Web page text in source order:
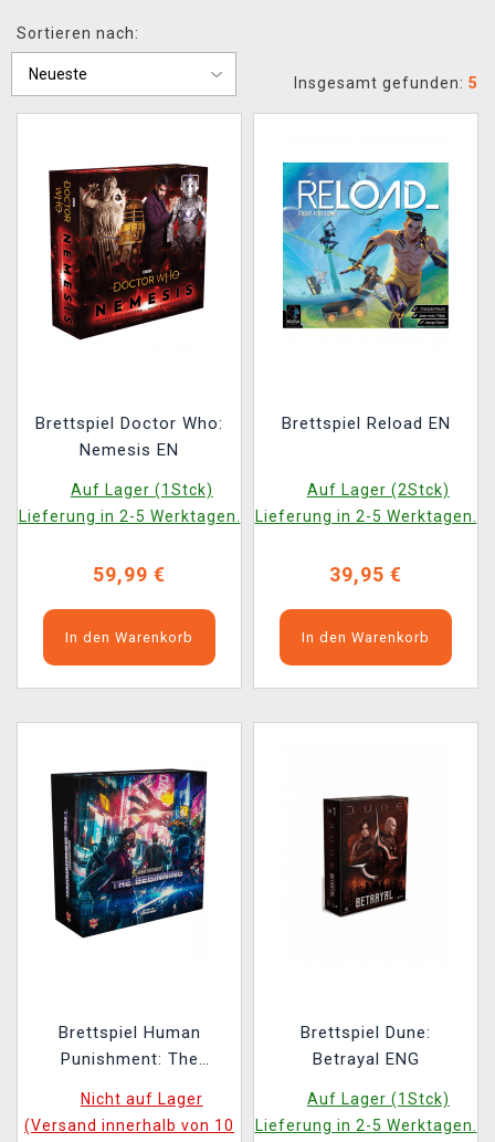
XZONE CLUB
Sortieren nach:
Insgesamt gefunden: 5
Brettspiel Doctor Who:
Nemesis EN
Auf Lager (1Stck)
Lieferung in 2-5 Werktagen.
59,99 €
In den Warenkorb
Brettspiel Reload EN
Auf Lager (2Stck)
Lieferung in 2-5 Werktagen.
39,95 €
In den Warenkorb
Brettspiel Human
Punishment: The
Nicht auf Lager
(Versand innerhalb von 10
Brettspiel Dune:
Betrayal ENG
Auf Lager (1Stck)
Lieferung in 2-5 Werktagen.